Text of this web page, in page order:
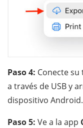
Paso 4: Conecte
a través de USB y
dispositivo Android.
Paso 5: Ve a la app